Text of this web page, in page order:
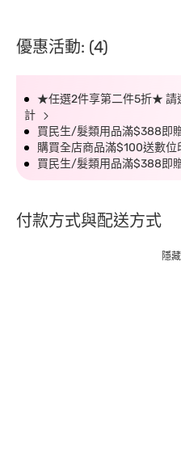
優惠活動: (4)
★任選2件享第二件5折★ 請
計
買民生/髮類用品滿$388即
購買全店商品滿$100送數位
買民生/髮類用品滿$388即
付款方式與配送方式
隱藏